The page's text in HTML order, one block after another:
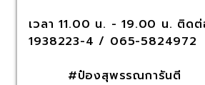
เวลา 11.00 น. - 19.00 น. ติด
1938223-4 / 065-5824972
#ป๋องสุพรรณการันตี